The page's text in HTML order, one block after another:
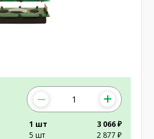
1 шт
3 066 ₽
5 шт
2 877 ₽